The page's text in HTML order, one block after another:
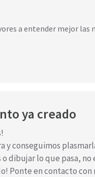
a entender mejor las
ya creado
y conseguimos
dibujar lo que pasa, no
Ponte en contacto